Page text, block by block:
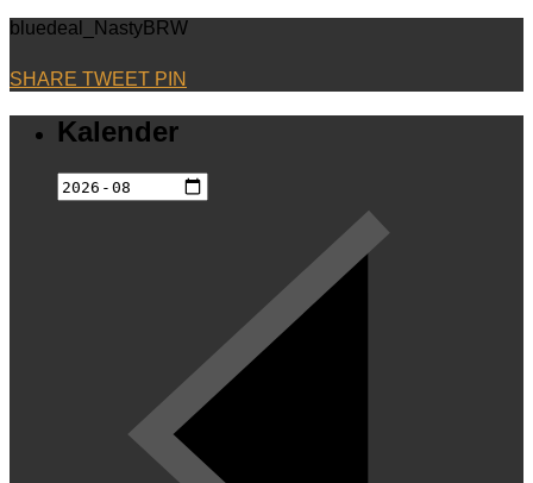
bluedeal_NastyBRW
SHARE TWEET PIN
Kalender